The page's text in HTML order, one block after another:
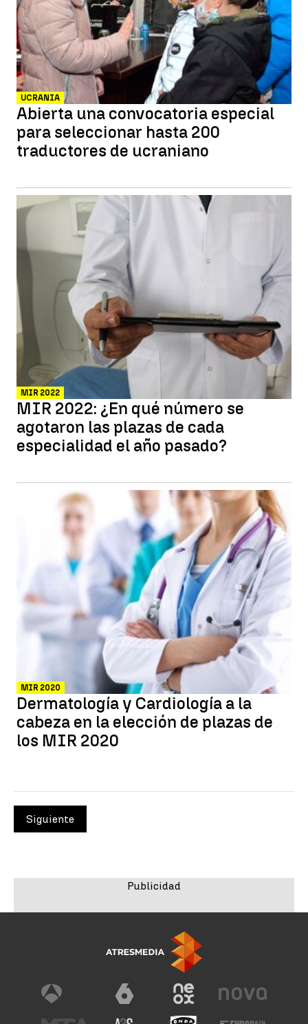
UCRANIA
Abierta una convocatoria especial
para seleccionar hasta 200
traductores de ucraniano
MIR 2022
MIR 2022: ¿En qué número se
agotaron las plazas de cada
especialidad el año pasado?
MIR 2020
Dermatología y Cardiología a la
cabeza en la elección de plazas de
los MIR 2020
Siguiente